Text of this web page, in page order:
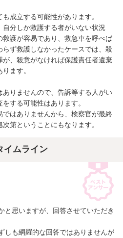
成立する可能性があります。
分しか救護する者がいない状況
護が容易であり、救急車を呼べば
ず救護しなかったケースでは、殺
、殺意がなければ保護責任者遺棄
ます。
りませんので、告訴等する人がい
する可能性はあります。
はありませんから、検察官が最終
第ということにもなります。
イムライン
と思いますが、回答させていただき
しも網羅的な回答ではありませんが